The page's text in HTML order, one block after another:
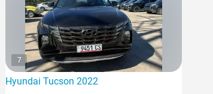
7
Hyundai Tucson 2022